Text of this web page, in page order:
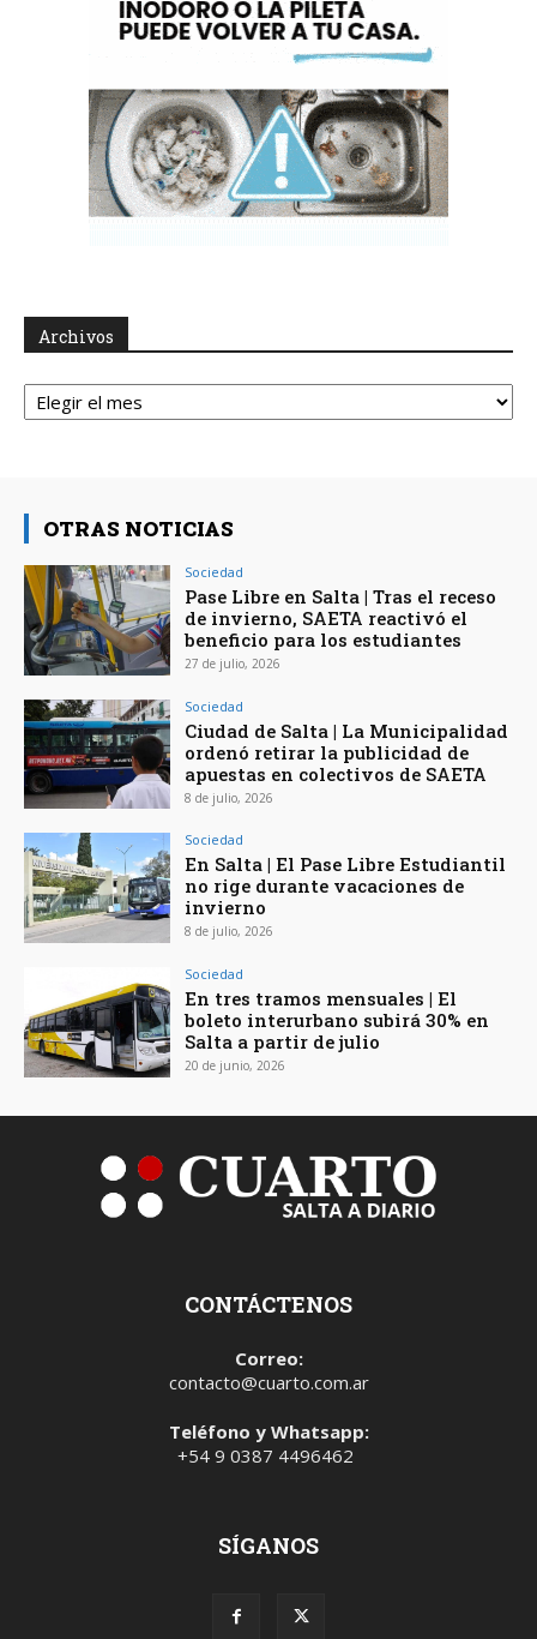
Archivos
Archivos
OTRAS NOTICIAS
Sociedad
Pase Libre en Salta | Tras el receso
de invierno, SAETA reactivó el
beneficio para los estudiantes
27 de julio, 2026
Sociedad
Ciudad de Salta | La Municipalidad
ordenó retirar la publicidad de
apuestas en colectivos de SAETA
8 de julio, 2026
Sociedad
En Salta | El Pase Libre Estudiantil
no rige durante vacaciones de
invierno
8 de julio, 2026
Sociedad
En tres tramos mensuales | El
boleto interurbano subirá 30% en
Salta a partir de julio
20 de junio, 2026
CONTÁCTENOS
Correo:
contacto@cuarto.com.ar
Teléfono y Whatsapp:
+54 9 0387 4496462
SÍGANOS